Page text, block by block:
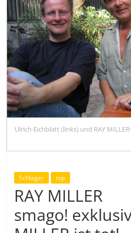
Ulrich Eichblatt (links) und RAY
Schlager top
RAY MILLER
smago!